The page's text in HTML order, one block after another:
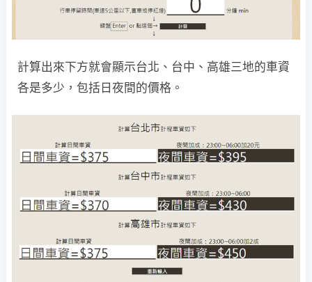
計算出來下方就會顯示台北、台中、高雄三地的車資
各是多少，包括日夜間的價格。